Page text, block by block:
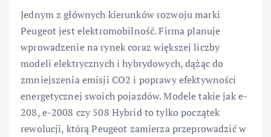
Jednym z głównych kierunków rozwoju marki
Peugeot jest elektromobilność. Firma planuje
wprowadzenie na rynek coraz większej liczby
modeli elektrycznych i hybrydowych, dążąc do
zmniejszenia emisji CO2 i poprawy efektywności
energetycznej swoich pojazdów. Modele takie jak e-
208, e-2008 czy 508 Hybrid to tylko początek
rewolucji, którą Peugeot zamierza przeprowadzić w